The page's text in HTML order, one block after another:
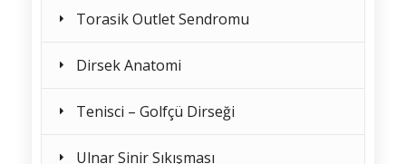
Torasik Outlet Sendromu
Dirsek Anatomi
Tenisci – Golfçü Dirseği
Ulnar Sinir Sıkışması